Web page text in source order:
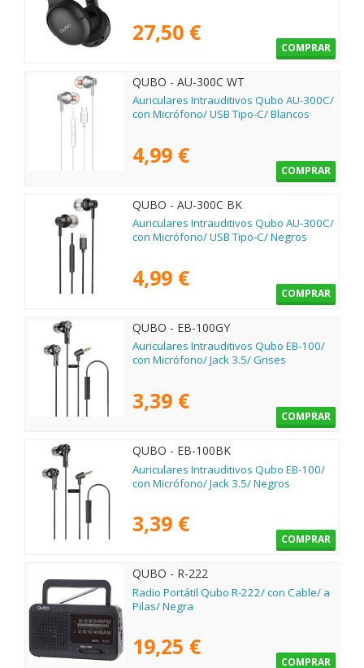
27,50 €
COMPRAR
QUBO - AU-300C WT
Auriculares Intrauditivos Qubo AU-300C/
con Micrófono/ USB Tipo-C/ Blancos
4,99 €
COMPRAR
QUBO - AU-300C BK
Auriculares Intrauditivos Qubo AU-300C/
con Micrófono/ USB Tipo-C/ Negros
4,99 €
COMPRAR
QUBO - EB-100GY
Auriculares Intrauditivos Qubo EB-100/
con Micrófono/ Jack 3.5/ Grises
3,39 €
COMPRAR
QUBO - EB-100BK
Auriculares Intrauditivos Qubo EB-100/
con Micrófono/ Jack 3.5/ Negros
3,39 €
COMPRAR
QUBO - R-222
Radio Portátil Qubo R-222/ con Cable/ a
Pilas/ Negra
19,25 €
COMPRAR